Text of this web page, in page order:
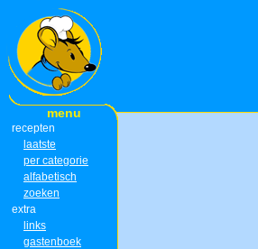
menu
recepten
laatste
per categorie
alfabetisch
zoeken
extra
links
gastenboek